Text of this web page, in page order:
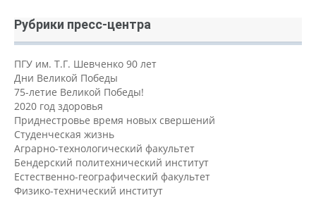
Рубрики пресс-центра
ПГУ им. Т.Г. Шевченко 90 лет
Дни Великой Победы
75-летие Великой Победы!
2020 год здоровья
Приднестровье время новых свершений
Студенческая жизнь
Аграрно-технологический факультет
Бендерский политехнический институт
Естественно-географический факультет
Физико-технический институт